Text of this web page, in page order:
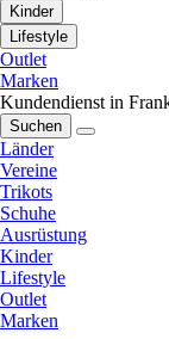
Kinder
Lifestyle
Outlet
Marken
Kundendienst in
Suchen
Länder
Vereine
Trikots
Schuhe
Ausrüstung
Kinder
Lifestyle
Outlet
Marken